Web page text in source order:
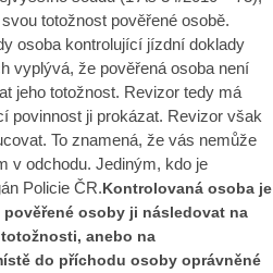
totožnost pověřené osobě.
osoba kontrolující jízdní doklady
vyplývá, že pověřená osoba není
jeho totožnost. Revizor tedy má
povinnost ji prokázat. Revizor však
To znamená, že vás nemůže
v odchodu. Jediným, kdo je
Policie ČR.Kontrolovaná osoba je
osoby ji následovat na
anebo na
do příchodu osoby oprávněné